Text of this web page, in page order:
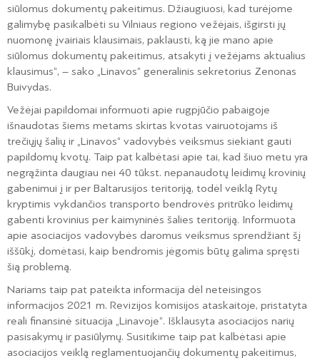
siūlomus dokumentų pakeitimus. Džiaugiuosi, kad turėjome
galimybę pasikalbėti su Vilniaus regiono vežėjais, išgirsti jų
nuomonę įvairiais klausimais, paklausti, ką jie mano apie
siūlomus dokumentų pakeitimus, atsakyti į vežėjams aktualius
klausimus“, – sako „Linavos“ generalinis sekretorius Zenonas
Buivydas.
Vežėjai papildomai informuoti apie rugpjūčio pabaigoje
išnaudotas šiems metams skirtas kvotas vairuotojams iš
trečiųjų šalių ir „Linavos“ vadovybės veiksmus siekiant gauti
papildomų kvotų. Taip pat kalbėtasi apie tai, kad šiuo metu yra
negrąžinta daugiau nei 40 tūkst. nepanaudotų leidimų krovinių
gabenimui į ir per Baltarusijos teritoriją, todėl veiklą Rytų
kryptimis vykdančios transporto bendrovės pritrūko leidimų
gabenti krovinius per kaimyninės šalies teritoriją. Informuota
apie asociacijos vadovybės daromus veiksmus sprendžiant šį
iššūkį, domėtasi, kaip bendromis jėgomis būtų galima spręsti
šią problemą.
Nariams taip pat pateikta informacija dėl neteisingos
informacijos 2021 m. Revizijos komisijos ataskaitoje, pristatyta
reali finansinė situacija „Linavoje“. Išklausyta asociacijos narių
pasisakymų ir pasiūlymų. Susitikime taip pat kalbėtasi apie
asociacijos veiklą reglamentuojančių dokumentų pakeitimus,